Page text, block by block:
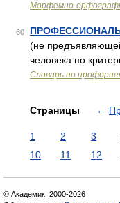
Морфемно-
60
(не
человека по
Словарь по
Страницы ←
1 2 3
10
11 12
© Академик, 2000-2026